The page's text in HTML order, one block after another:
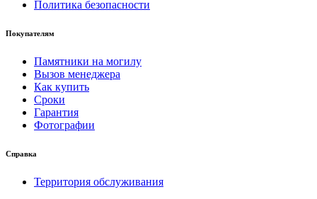
Политика безопасности
Покупателям
Памятники на могилу
Вызов менеджера
Как купить
Сроки
Гарантия
Фотографии
Справка
Территория обслуживания